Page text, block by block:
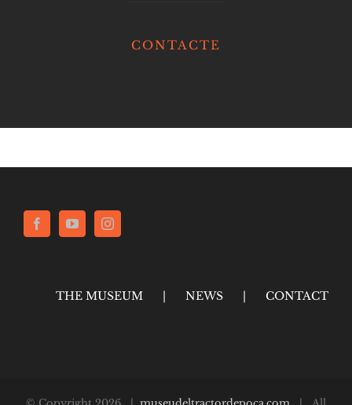
CONTACTE
THE MUSEUM NEWS CONTACT